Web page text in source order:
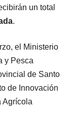
un total
.
el Ministerio
y Pesca
de Santo
de Innovación
Agrícola